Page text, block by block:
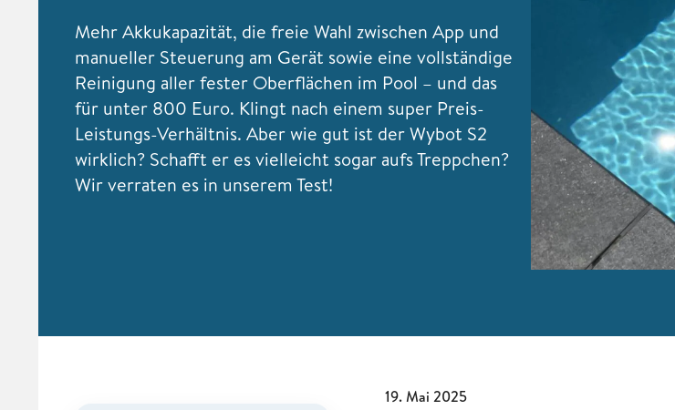
Mehr Akkukapazität, die freie Wahl zwischen App und
manueller Steuerung am Gerät sowie eine vollständige
Reinigung aller fester Oberflächen im Pool – und das
für unter 800 Euro. Klingt nach einem super Preis-
Leistungs-Verhältnis. Aber wie gut ist der Wybot S2
wirklich? Schafft er es vielleicht sogar aufs Treppchen?
Wir verraten es in unserem Test!
19. Mai 2025